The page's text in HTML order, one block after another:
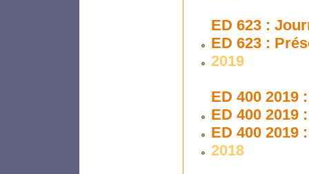
ED 623 :
ED 623 :
2019
ED 400 2019
ED 400 2019
ED 400 2019
2018